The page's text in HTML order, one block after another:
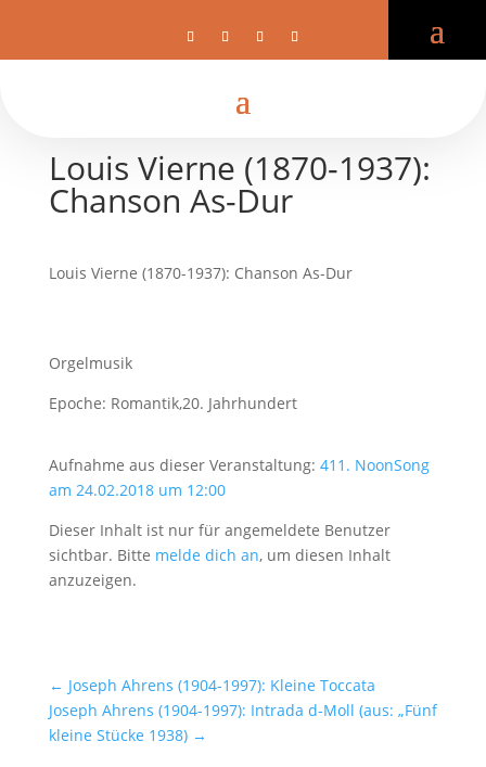
Louis Vierne (1870-1937):
Chanson As-Dur
Louis Vierne (1870-1937): Chanson As-Dur
Orgelmusik
Epoche: Romantik,20. Jahrhundert
Aufnahme aus dieser Veranstaltung: 411. NoonSong
am 24.02.2018 um 12:00
Dieser Inhalt ist nur für angemeldete Benutzer
sichtbar. Bitte melde dich an, um diesen Inhalt
anzuzeigen.
← Joseph Ahrens (1904-1997): Kleine Toccata
Joseph Ahrens (1904-1997): Intrada d-Moll (aus: „Fünf
kleine Stücke 1938)→